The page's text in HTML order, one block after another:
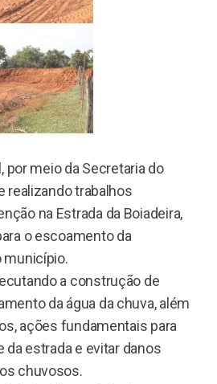
por meio da Secretaria do
realizando trabalhos
na Estrada da Boiadeira,
o escoamento da
município.
a construção de
da água da chuva, além
ações fundamentais para
da estrada e evitar danos
chuvosos.